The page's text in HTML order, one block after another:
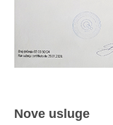
Nove usluge